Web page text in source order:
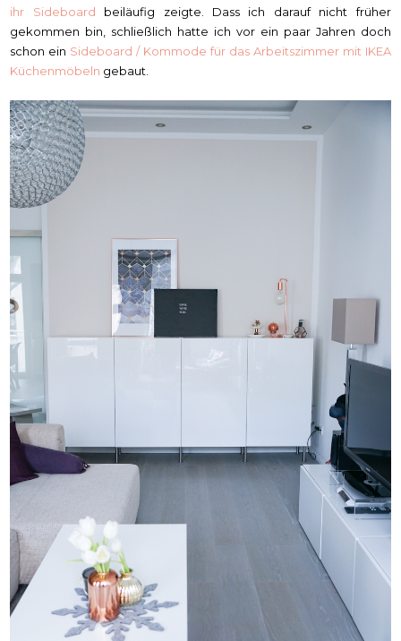
ihr Sideboard beiläufig zeigte. Dass ich darauf nicht früher
gekommen bin, schließlich hatte ich vor ein paar Jahren doch
schon ein Sideboard / Kommode für das Arbeitszimmer mit IKEA
Küchenmöbeln gebaut.